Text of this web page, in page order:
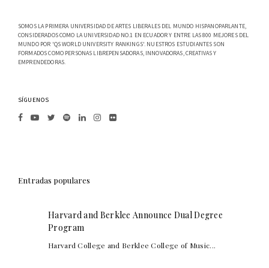
SOMOS LA PRIMERA UNIVERSIDAD DE ARTES LIBERALES DEL MUNDO HISPANOPARLANTE,
CONSIDERADOS COMO LA UNIVERSIDAD NO.1 EN ECUADOR Y ENTRE LAS 800 MEJORES DEL
MUNDO POR 'QS WORLD UNIVERSITY RANKINGS'. NUESTROS ESTUDIANTES SON
FORMADOS COMO PERSONAS LIBREPENSADORAS, INNOVADORAS, CREATIVAS Y
EMPRENDEDORAS.
SÍGUENOS
Entradas populares
Harvard and Berklee Announce Dual Degree
Program
Harvard College and Berklee College of Music...